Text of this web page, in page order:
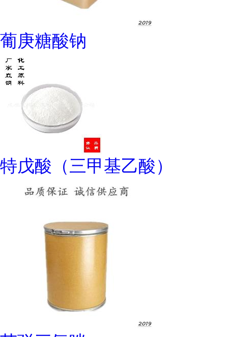
葡庚糖酸钠
特戊酸（三甲基乙酸）